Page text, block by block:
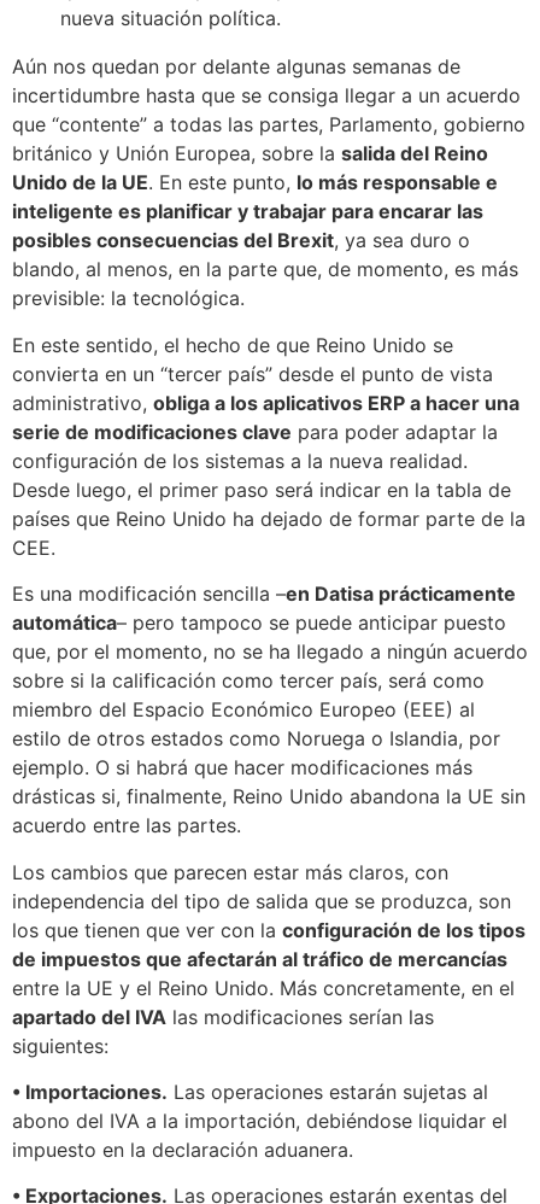
nueva situación política.
Aún nos quedan por delante algunas semanas de
incertidumbre hasta que se consiga llegar a un acuerdo
que “contente” a todas las partes, Parlamento, gobierno
británico y Unión Europea, sobre la salida del Reino
Unido de la UE. En este punto, lo más responsable e
inteligente es planificar y trabajar para encarar las
posibles consecuencias del Brexit, ya sea duro o
blando, al menos, en la parte que, de momento, es más
previsible: la tecnológica.
En este sentido, el hecho de que Reino Unido se
convierta en un “tercer país” desde el punto de vista
administrativo, obliga a los aplicativos ERP a hacer una
serie de modificaciones clave para poder adaptar la
configuración de los sistemas a la nueva realidad.
Desde luego, el primer paso será indicar en la tabla de
países que Reino Unido ha dejado de formar parte de la
CEE.
Es una modificación sencilla –en Datisa prácticamente
automática– pero tampoco se puede anticipar puesto
que, por el momento, no se ha llegado a ningún acuerdo
sobre si la calificación como tercer país, será como
miembro del Espacio Económico Europeo (EEE) al
estilo de otros estados como Noruega o Islandia, por
ejemplo. O si habrá que hacer modificaciones más
drásticas si, finalmente, Reino Unido abandona la UE sin
acuerdo entre las partes.
Los cambios que parecen estar más claros, con
independencia del tipo de salida que se produzca, son
los que tienen que ver con la configuración de los tipos
de impuestos que afectarán al tráfico de mercancías
entre la UE y el Reino Unido. Más concretamente, en el
apartado del IVA las modificaciones serían las
siguientes:
• Importaciones. Las operaciones estarán sujetas al
abono del IVA a la importación, debiéndose liquidar el
impuesto en la declaración aduanera.
• Exportaciones. Las operaciones estarán exentas del